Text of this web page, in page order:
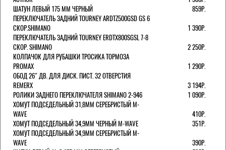
ШАТУН ЛЕВЫЙ 175 ММ ЧЕРНЫЙ
859Р.
ПЕРЕКЛЮЧАТЕЛЬ ЗАДНИЙ TOURNEY ARDTZ500GSD GS 6
СКОР.SHIMANO
1 390Р.
ПЕРЕКЛЮЧАТЕЛЬ ЗАДНИЙ TOURNEY ERDTX800SGSL 7-8
СКОР. SHIMANO
2 250Р.
КОЛПАЧОК ДЛЯ РУБАШКИ ТРОСИКА ТОРМОЗА
PROMAX
1 290Р.
ОБОД 26" ДВ. ДЛЯ ДИСК. ПИСТ. 32 ОТВЕРСТИЯ
REMERX
3 194Р.
РОЛИКИ ЗАДНЕГО ПЕРЕКЛЮЧАТЕЛЯ SHIMANO 2-946
1 090Р.
ХОМУТ ПОДСЕДЕЛЬНЫЙ 31,8ММ СЕРЕБРИСТЫЙ M-
WAVE
410Р.
ХОМУТ ПОДСЕДЕЛЬНЫЙ 34,9ММ ЧЕРНЫЙ M-WAVE
351Р.
ХОМУТ ПОДСЕДЕЛЬНЫЙ 34,9ММ СЕРЕБРИСТЫЙ M-
WAVE
390Р.